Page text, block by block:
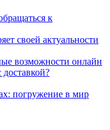
к
своей актуальности
возможности онлайн
погружение в мир